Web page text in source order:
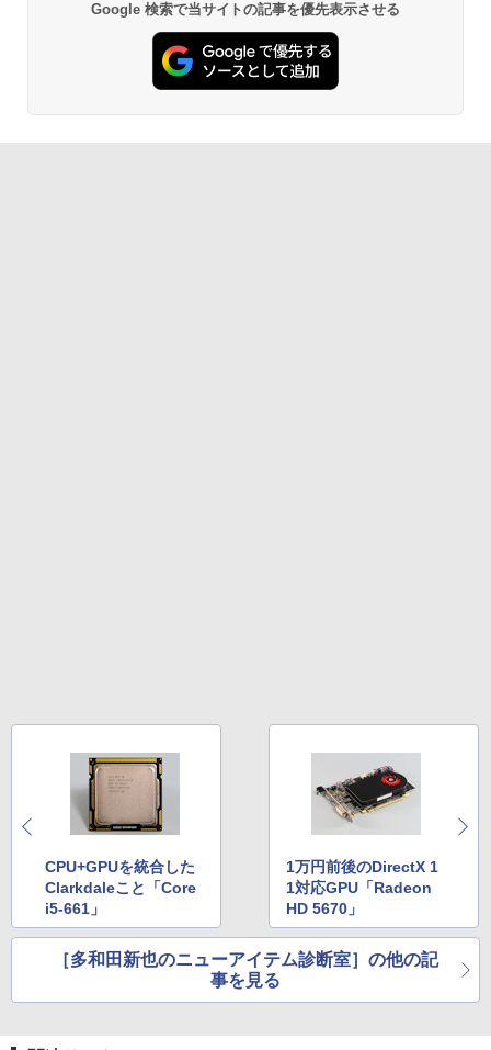
Google 検索で当サイトの記事を優先表示させる
CPU+GPUを統合した
Clarkdaleこと「Core
i5-661」
1万円前後のDirectX 1
1対応GPU「Radeon
HD 5670」
［多和田新也のニューアイテム診断室］の他の記
事を見る